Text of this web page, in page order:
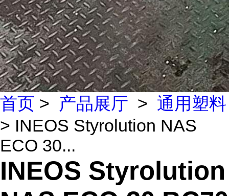
首页 > 产品展厅 > 通用塑料
> INEOS Styrolution NAS
ECO 30...
INEOS Styrolution